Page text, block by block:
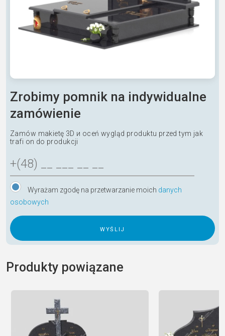
Zrobimy pomnik na indywidualne
zamówienie
Zamów makietę 3D и oceń wygląd produktu przed tym jak
trafi on do produkcji
Wyrażam zgodę na przetwarzanie moich danych
osobowych
A
t
Produkty powiązane